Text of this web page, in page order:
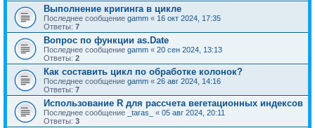
Выполнение кригинга в цикле
Последнее сообщение gamm « 16 окт 2024, 17:35
Ответы: 7
Вопрос по функции as.Date
Последнее сообщение gamm « 20 сен 2024, 13:13
Ответы: 2
Как составить цикл по обработке колонок?
Последнее сообщение gamm « 26 авг 2024, 14:16
Ответы: 7
Использование R для рассчета вегетационных индексов
Последнее сообщение _taras_ « 05 авг 2024, 20:11
Ответы: 3